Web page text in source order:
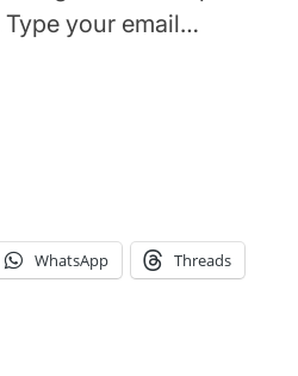
your email…
WhatsApp Threads